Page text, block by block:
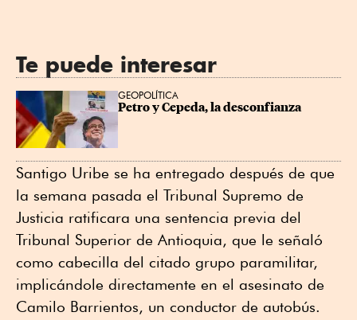
Te puede interesar
GEOPOLÍTICA
Petro y Cepeda, la desconfianza
Santigo Uribe se ha entregado después de que
la semana pasada el Tribunal Supremo de
Justicia ratificara una sentencia previa del
Tribunal Superior de Antioquia, que le señaló
como cabecilla del citado grupo paramilitar,
implicándole directamente en el asesinato de
Camilo Barrientos, un conductor de autobús.